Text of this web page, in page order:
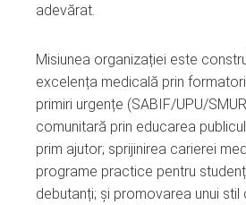
adevărat.
Misiunea organizației este
excelența medicală prin
primiri urgențe (SABIF/UPU/
comunitară prin educarea
prim ajutor; sprijinirea carierei
programe practice pentru
debutanți; și promovarea unui